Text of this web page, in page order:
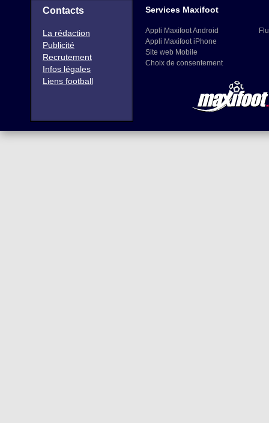
Contacts
La rédaction
Publicité
Recrutement
Infos légales
Liens football
Services Maxifoot
Appli Maxifoot Android
Appli Maxifoot iPhone
Site web Mobile
Choix de consentement